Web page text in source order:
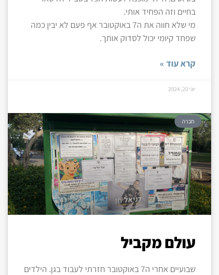
בחיים וזה הפחיד אותי.
מי שלא חווה את ה7 באוקטובר אף פעם לא יבין כמה
שפחד קיומי יכול לסדוק אותך.
קרא עוד »
יוני 20, 2024
חברה
עולם מקביל
שבועיים אחרי ה7 באוקטובר חזרתי לעבוד בגן. הילדים